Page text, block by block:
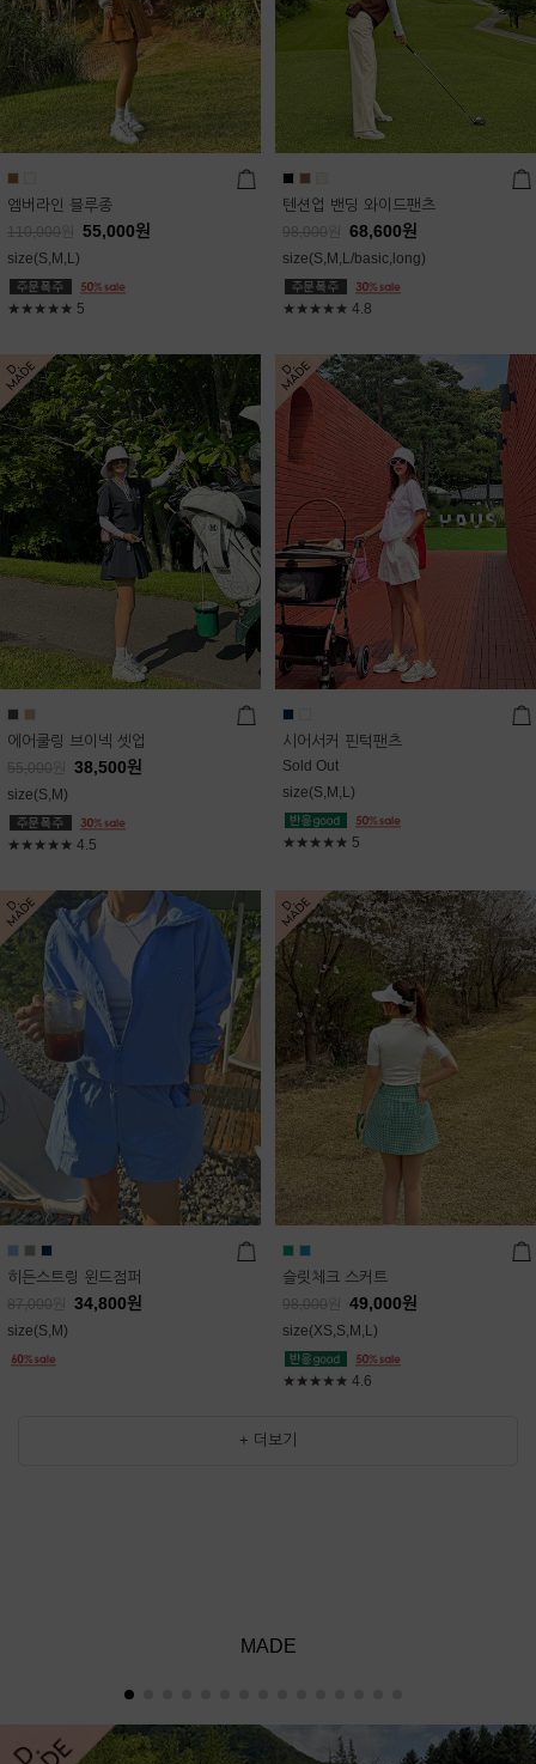
엠버라인 블루종
110,000 55,000원
size(S,M,L)
★★★★★ 5
텐션업 밴딩 와이드팬츠
98,000 68,600원
size(S,M,L/basic,long)
★★★★★ 4.8
에어쿨링 브이넥 셋업
55,000 38,500원
size(S,M)
★★★★★ 4.5
시어서커 핀턱팬츠
Sold Out
size(S,M,L)
★★★★★ 5
히든스트링 윈드점퍼
87,000 34,800원
size(S,M)
슬릿체크 스커트
98,000 49,000원
size(XS,S,M,L)
★★★★★ 4.6
+ 더보기
MADE